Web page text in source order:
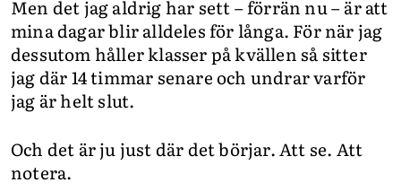
Men det jag aldrig har sett – förrän nu – är att
mina dagar blir alldeles för långa. För när jag
dessutom håller klasser på kvällen så sitter
jag där 14 timmar senare och undrar varför
jag är helt slut.
Och det är ju just där det börjar. Att se. Att
notera.